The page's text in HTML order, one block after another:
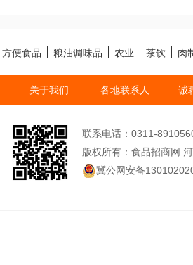
方便食品 粮油调味品 农业 茶饮 肉
关于我们 各地联系人 诚
联系电话：0311-
版权所有：食品招商网
冀公网安备